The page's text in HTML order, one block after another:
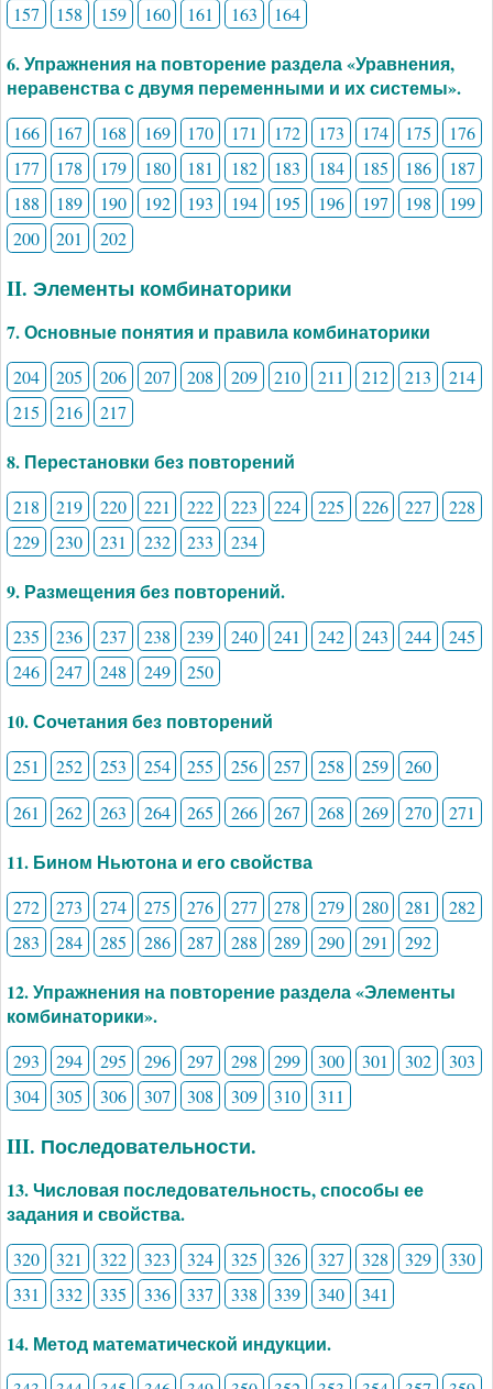
157
158 159 160 161 163 164
6. Упражнения на повторение раздела «Уравнения,
неравенства с двумя переменными и их системы».
166 167 168 169 170 171 172 173 174 175
176
177
178 179 180 181 182 183 184 185 186
187
188
189 190 192 193 194 195 196 197 198
199
200
201 202
II. Элементы комбинаторики
7. Основные понятия и правила комбинаторики
204 205 206 207 208 209 210 211 212 213
214
215
216 217
8. Перестановки без повторений
218 219 220 221 222 223 224 225 226 227
228
229
230 231 232 233 234
9. Размещения без повторений.
235 236 237 238 239 240 241 242 243 244
245
246
247 248 249 250
10. Сочетания без повторений
251 252 253 254 255 256 257 258 259
260
261
262 263 264 265 266 267 268 269 270 271
11. Бином Ньютона и его свойства
272 273 274 275 276 277 278 279 280 281
282
283
284 285 286 287 288 289 290 291 292
12. Упражнения на повторение раздела «Элементы
комбинаторики».
293 294 295 296 297 298 299 300 301 302
303
304
305 306 307 308 309 310 311
III. Последовательности.
13. Числовая последовательность, способы ее
задания и свойства.
320 321 322 323 324 325 326 327 328 329
330
331
332 335 336 337 338 339 340 341
14. Метод математической индукции.